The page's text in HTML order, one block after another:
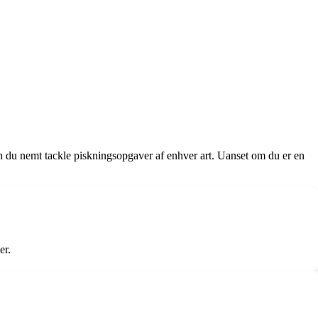
nemt tackle piskningsopgaver af enhver art. Uanset om du er en